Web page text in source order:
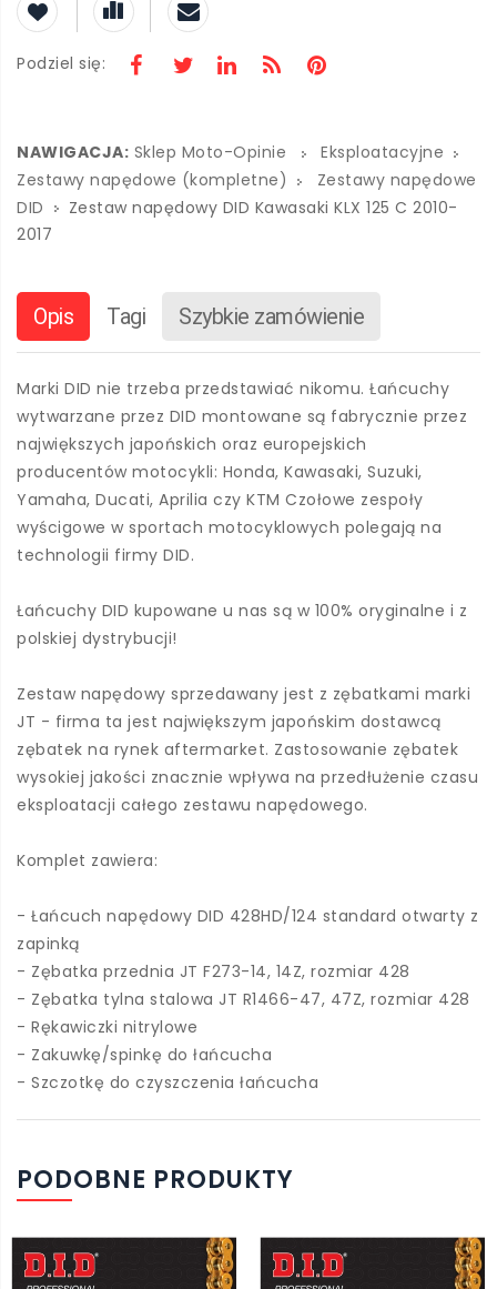
Podziel się:
NAWIGACJA: Sklep Moto-Opinie
Eksploatacyjne
Zestawy napędowe (kompletne)
Zestawy napędowe
DID
Zestaw napędowy DID Kawasaki KLX 125 C 2010-
2017
Opis Tagi Szybkie zamówienie
Marki DID nie trzeba przedstawiać nikomu. Łańcuchy
wytwarzane przez DID montowane są fabrycznie przez
największych japońskich oraz europejskich
producentów motocykli: Honda, Kawasaki, Suzuki,
Yamaha, Ducati, Aprilia czy KTM Czołowe zespoły
wyścigowe w sportach motocyklowych polegają na
technologii firmy DID.
Łańcuchy DID kupowane u nas są w 100% oryginalne i z
polskiej dystrybucji!
Zestaw napędowy sprzedawany jest z zębatkami marki
JT - firma ta jest największym japońskim dostawcą
zębatek na rynek aftermarket. Zastosowanie zębatek
wysokiej jakości znacznie wpływa na przedłużenie czasu
eksploatacji całego zestawu napędowego.
Komplet zawiera:
- Łańcuch napędowy DID 428HD/124 standard otwarty z
zapinką
- Zębatka przednia JT F273-14, 14Z, rozmiar 428
- Zębatka tylna stalowa JT R1466-47, 47Z, rozmiar 428
- Rękawiczki nitrylowe
- Zakuwkę/spinkę do łańcucha
- Szczotkę do czyszczenia łańcucha
PODOBNE PRODUKTY